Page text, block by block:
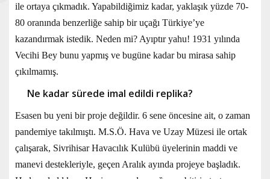
ile ortaya çıkmadık. Yapabildiğimiz kadar, yaklaşık yüzde 70-
80 oranında benzerliğe sahip bir uçağı Türkiye’ye
kazandırmak istedik. Neden mi? Ayıptır yahu! 1931 yılında
Vecihi Bey bunu yapmış ve bugüne kadar bu mirasa sahip
çıkılmamış.
Ne kadar sürede imal edildi replika?
Esasen bu yeni bir proje değildir. 6 sene öncesine ait, o zaman
pandemiye takılmıştı. M.S.Ö. Hava ve Uzay Müzesi ile ortak
çalışarak, Sivrihisar Havacılık Kulübü üyelerinin maddi ve
manevi destekleriyle, geçen Aralık ayında projeye başladık.